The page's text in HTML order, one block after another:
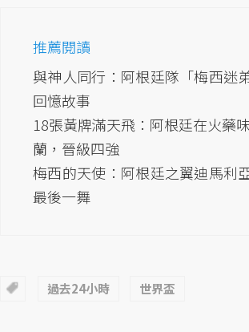
推薦閱讀
與神人同行：阿根廷隊「梅西迷
回憶故事
18張黃牌滿天飛：阿根廷在火藥
蘭，晉級四強
梅西的天使：阿根廷之翼迪馬利
最後一舞
過去24小時 世界盃